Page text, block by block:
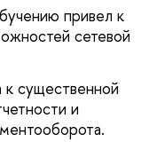
привел к
сетевой
существенной
и